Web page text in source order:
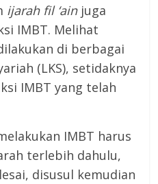
ijarah fil ‘ainjuga
IMBT. Melihat
di berbagai
(LKS), setidaknya
IMBT yang telah
IMBT harus
terlebih dahulu,
disusul kemudian